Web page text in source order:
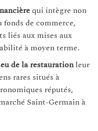
qui intègre non
de commerce,
liés aux mises aux
à moyen terme.
de la restaurationleur
rares situés à
réputés,
Saint-Germain à